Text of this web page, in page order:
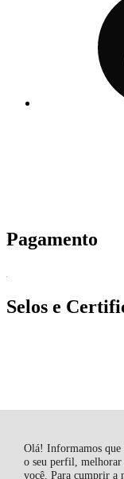
Olá! Informamos
o seu perfil, melhorar
você. Para cumprir a
Pagamento
Selos e